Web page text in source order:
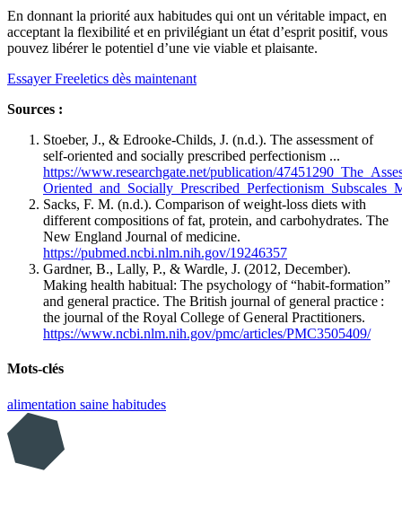
En donnant la priorité aux habitudes qui ont un véritable impact, en
acceptant la flexibilité et en privilégiant un état d’esprit positif, vous
pouvez libérer le potentiel d’une vie viable et plaisante.
Essayer Freeletics dès maintenant
Sources :
Stoeber, J., & Edrooke-Childs, J. (n.d.). The assessment of
self-oriented and socially prescribed perfectionism ...
https://www.researchgate.net/publication/
Sacks, F. M. (n.d.). Comparison of weight-loss diets with
different compositions of fat, protein, and carbohydrates. The
New England Journal of medicine.
https://pubmed.ncbi.nlm.nih.gov/19246357
Gardner, B., Lally, P., & Wardle, J. (2012, December).
Making health habitual: The psychology of “habit-formation”
and general practice. The British journal of general practice :
the journal of the Royal College of General Practitioners.
https://www.ncbi.nlm.nih.gov/pmc/articles/PMC3505409/
Mots-clés
alimentation saine habitudes